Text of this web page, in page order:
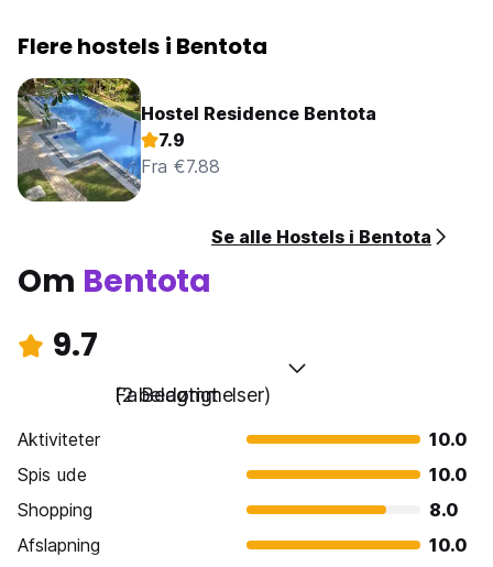
Flere hostels i Bentota
Hostel Residence Bentota
7.9
Fra €7.88
Se alle Hostels i Bentota
Om Bentota
9.7
Fabelagtigt
(2 Bedømmelser)
Aktiviteter
10.0
Spis ude
10.0
Shopping
8.0
Afslapning
10.0